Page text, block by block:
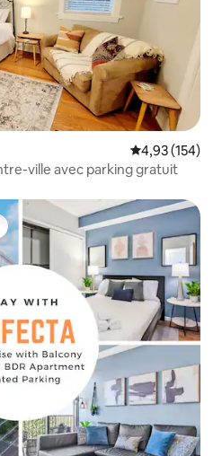
Évaluation
4,93 (154)
ville avec parking gratuit